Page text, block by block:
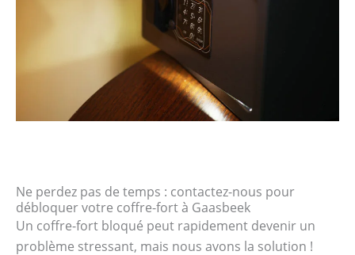
Ne perdez pas de temps : contactez-nous pour
débloquer votre coffre-fort à Gaasbeek
Un coffre-fort bloqué peut rapidement devenir un
problème stressant, mais nous avons la solution !